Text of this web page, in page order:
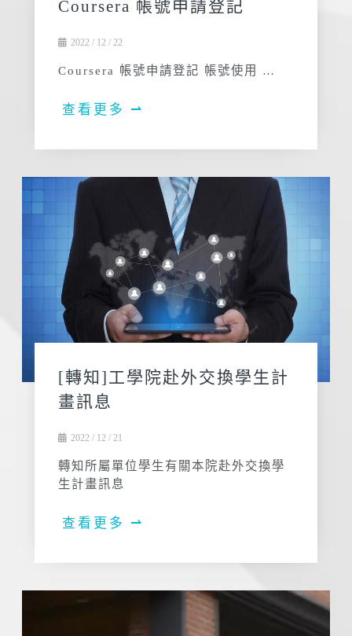
Coursera 帳號申請登記
2022 / 12 / 22
Coursera 帳號申請登記 帳號使用 …
查看更多 ⇀
[轉知]工學院赴外交換學生計
畫訊息
2022 / 12 / 21
轉知所屬單位學生有關本院赴外交換學
生計畫訊息
查看更多 ⇀